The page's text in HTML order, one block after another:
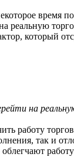
время
реальную
который
на
работу
так и